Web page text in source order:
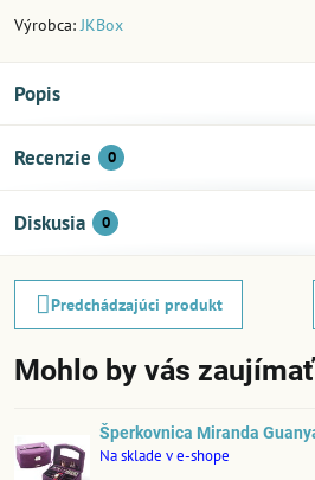
Výrobca:JKBox
Popis
Recenzie 0
Diskusia 0
Predchádzajúci produkt
Mohlo by vás zaujímať
Šperkovnica Miranda
Na sklade v e-shope